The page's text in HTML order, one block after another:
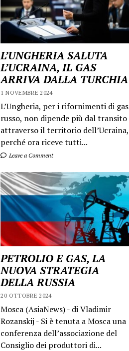
L’UNGHERIA SALUTA
L’UCRAINA, IL GAS
ARRIVA DALLA TURCHIA
1 NOVEMBRE 2024
L’Ungheria, per i rifornimenti di gas
russo, non dipende più dal transito
attraverso il territorio dell’Ucraina,
perché ora riceve tutti...
Leave a Comment
PETROLIO E GAS, LA
NUOVA STRATEGIA
DELLA RUSSIA
20 OTTOBRE 2024
Mosca (AsiaNews) - di Vladimir
Rozanskij - Si è tenuta a Mosca una
conferenza dell’associazione del
Consiglio dei produttori di...